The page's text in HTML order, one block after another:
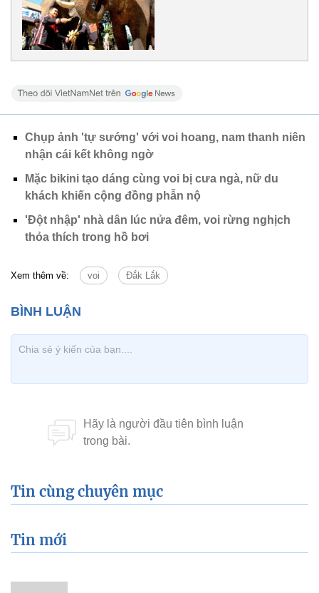
Chụp ảnh 'tự sướng' với voi hoang, nam thanh niên
nhận cái kết không ngờ
Mặc bikini tạo dáng cùng voi bị cưa ngà, nữ du
khách khiến cộng đồng phẫn nộ
'Đột nhập' nhà dân lúc nửa đêm, voi rừng nghịch
thỏa thích trong hồ bơi
Xem thêm về: voi Đắk Lắk
Tin cùng chuyên mục
Tin mới